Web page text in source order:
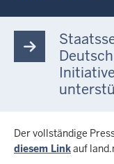
Der vollständige
diesem Linkauf